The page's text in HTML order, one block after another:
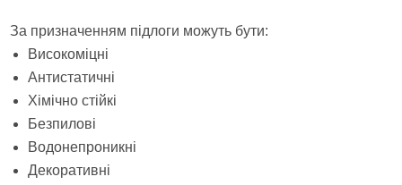
За призначенням підлоги можуть бути:
Високоміцні
Антистатичні
Хімічно стійкі
Безпилові
Водонепроникні
Декоративні